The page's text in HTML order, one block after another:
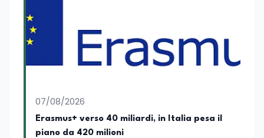
07/08/2026
Erasmus+ verso 40 miliardi, in Italia pesa il
piano da 420 milioni